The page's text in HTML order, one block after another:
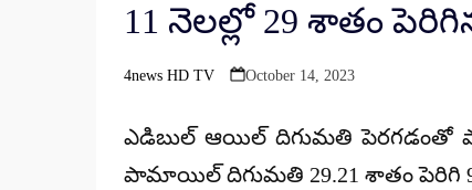
11 నెలల్లో 29 శాతం
Posted
4news HD TV October 14, 2023
ఎడిబుల్ ఆయిల్ దిగుమతి పెరగడంతో
పామాయిల్ దిగుమతి 29.21 శాతం పెరిగి